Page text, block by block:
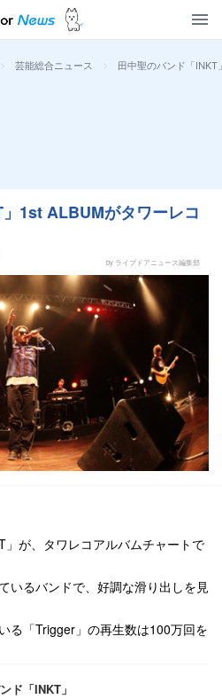
> 芸能総合ニュース > 田中聖のバンド「
1st ALBUMがタワーレコ
by ライブドアニュース編集部
」が、タワレコアルバムチャートで
いるバンドで、好調な滑り出しを見
る「Trigger」の再生数は100万回を
ド「INKT」